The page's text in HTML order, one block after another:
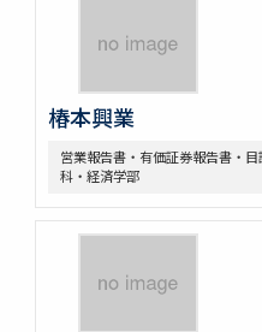
椿本興業
営業報告書・有価証券報告書・
科・経済学部